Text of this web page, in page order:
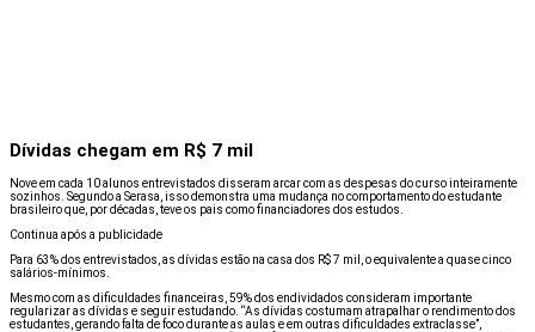
Dívidas chegam em R$ 7 mil
Nove em cada 10 alunos entrevistados disseram arcar com as despesas do curso inteiramente
sozinhos. Segundo a Serasa, isso demonstra uma mudança no comportamento do estudante
brasileiro que, por décadas, teve os pais como financiadores dos estudos.
Continua após a publicidade
Para 63% dos entrevistados, as dívidas estão na casa dos R$ 7 mil, o equivalente a quase cinco
salários-mínimos.
Mesmo com as dificuldades financeiras, 59% dos endividados consideram importante
regularizar as dívidas e seguir estudando. “As dívidas costumam atrapalhar o rendimento dos
estudantes, gerando falta de foco durante as aulas e em outras dificuldades extraclasse”,